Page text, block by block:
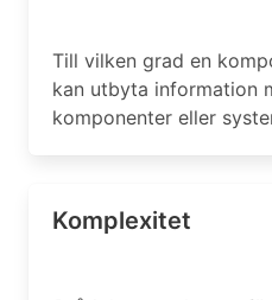
Till vilken grad en
kan utbyta information
komponenter eller
Komplexitet